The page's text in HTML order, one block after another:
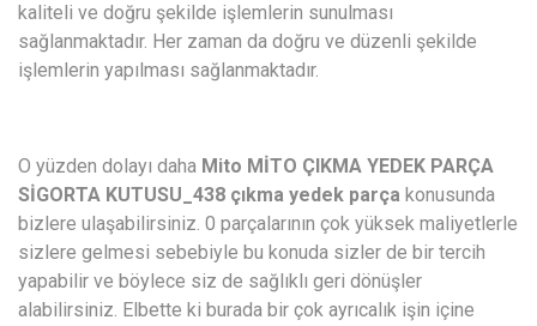
kaliteli ve doğru şekilde işlemlerin sunulması
sağlanmaktadır. Her zaman da doğru ve düzenli şekilde
işlemlerin yapılması sağlanmaktadır.
O yüzden dolayı daha Mito MİTO ÇIKMA YEDEK PARÇA
SİGORTA KUTUSU_438 çıkma yedek parça konusunda
bizlere ulaşabilirsiniz. 0 parçalarının çok yüksek maliyetlerle
sizlere gelmesi sebebiyle bu konuda sizler de bir tercih
yapabilir ve böylece siz de sağlıklı geri dönüşler
alabilirsiniz. Elbette ki burada bir çok ayrıcalık işin içine